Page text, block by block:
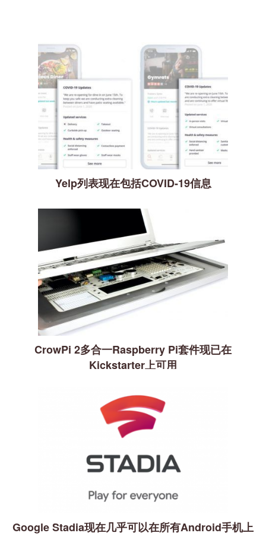
Yelp列表现在包括COVID-19信息
CrowPi 2多合一Raspberry Pi套件现已在
Kickstarter上可用
Google Stadia现在几乎可以在所有Android手机上